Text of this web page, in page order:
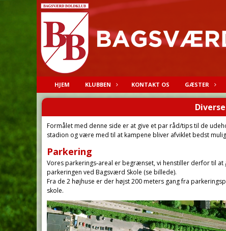
HJEM KLUBBEN KONTAKT OS GÆSTER
Formålet med denne side er at give et par råd/tips til de
stadion og være med til at kampene bliver afviklet bedst
Parkering
Vores parkerings-areal er begrænset, vi henstiller derfor til at
parkeringen ved Bagsværd Skole (se billede).
Fra de 2 højhuse er der højst 200 meters gang fra
skole.